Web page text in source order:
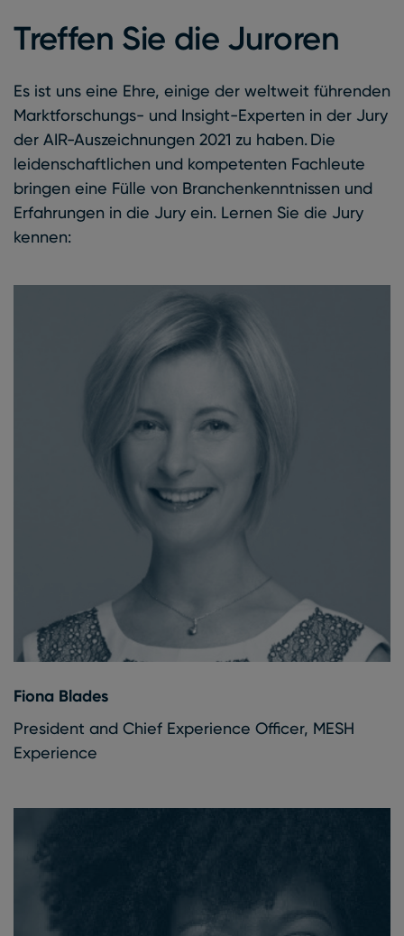
Treffen Sie die Juroren
Es ist uns eine Ehre, einige der weltweit führenden
Marktforschungs- und Insight-Experten in der Jury
der AIR-Auszeichnungen 2021 zu haben. Die
leidenschaftlichen und kompetenten Fachleute
bringen eine Fülle von Branchenkenntnissen und
Erfahrungen in die Jury ein. Lernen Sie die Jury
kennen:
Fiona Blades
President and Chief Experience Officer, MESH
Experience